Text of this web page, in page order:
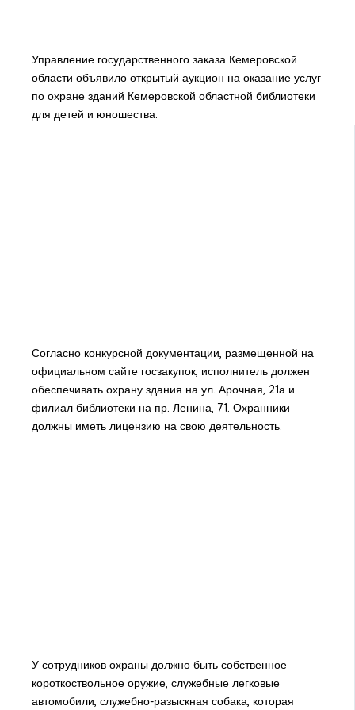
Управление государственного заказа Кемеровской
области объявило открытый аукцион на оказание услуг
по охране зданий Кемеровской областной библиотеки
для детей и юношества.
Согласно конкурсной документации, размещенной на
официальном сайте госзакупок, исполнитель должен
обеспечивать охрану здания на ул. Арочная, 21а и
филиал библиотеки на пр. Ленина, 71. Охранники
должны иметь лицензию на свою деятельность.
У сотрудников охраны должно быть собственное
короткоствольное оружие, служебные легковые
автомобили, служебно-разыскная собака, которая